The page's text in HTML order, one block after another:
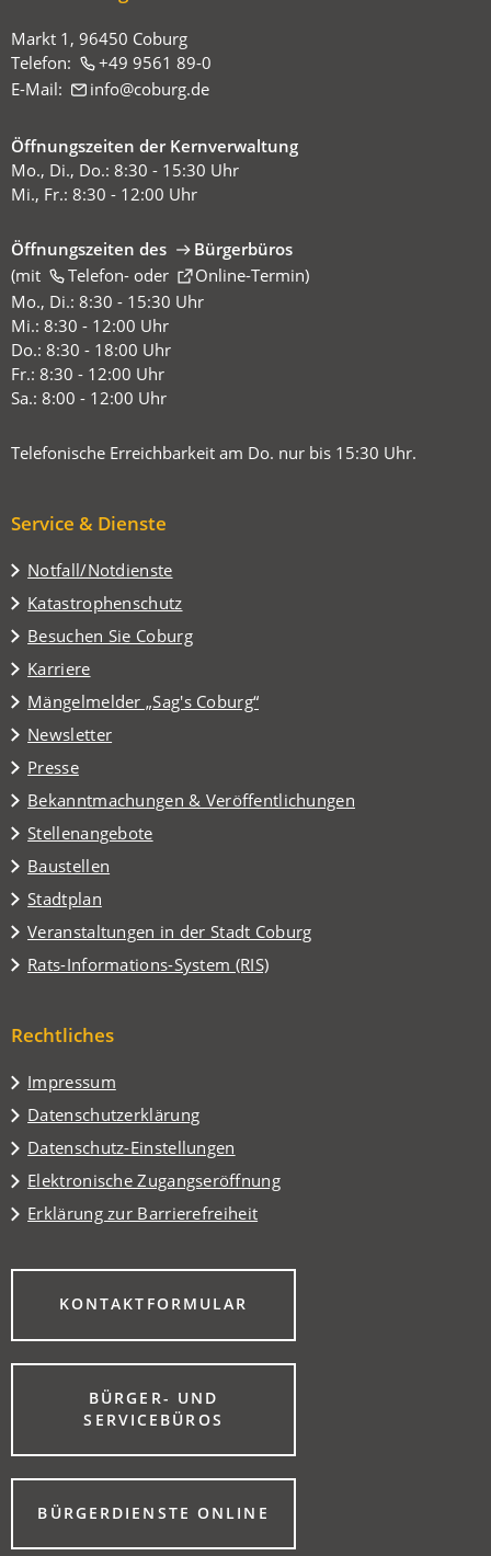
Markt 1, 96450 Coburg
Telefon:
+49 9561 89-0
E-Mail:
info coburg de
Öffnungszeiten der Kernverwaltung
Mo., Di., Do.: 8:30 - 15:30 Uhr
Mi., Fr.: 8:30 - 12:00 Uhr
Öffnungszeiten des
Bürgerbüros
(mit
Telefon-oder Online-Termin
(Öffnet
in
einem
neuen
Tab)
)
Mo., Di.: 8:30 - 15:30 Uhr
Mi.: 8:30 - 12:00 Uhr
Do.: 8:30 - 18:00 Uhr
Fr.: 8:30 - 12:00 Uhr
Sa.: 8:00 - 12:00 Uhr
Telefonische Erreichbarkeit am Do. nur bis 15:30 Uhr.
Service & Dienste
Notfall/Notdienste
Katastrophenschutz
Besuchen Sie Coburg
(Öffnet
in
einem
neuen
Tab)
Karriere
Mängelmelder „Sag's Coburg“
(Öffnet
in
einem
neuen
Tab)
Newsletter
Presse
Bekanntmachungen & Veröffentlichungen
Stellenangebote
Baustellen
Stadtplan
(Öffnet
in
einem
neuen
Veranstaltungen in der Stadt Coburg
(Öffnet
in
einem
Tab)
Rats-Informations-System (RIS)
(Öffnet
neuen
Rechtliches
Impressum
Datenschutzerklärung
Datenschutz-Einstellungen
Elektronische Zugangseröffnung
Erklärung zur Barrierefreiheit
KONTAKTFORMULAR
(ÖFFNET
EINEM
NEUEN
BÜRGER- UND
SERVICEBÜROS
(ÖFFNET
EINEM
NEUEN
TAB)BÜRGERDIENSTE ONLINE
(ÖFFNET